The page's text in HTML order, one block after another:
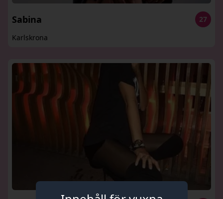
Sabina
27
Karlskrona